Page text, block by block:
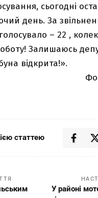
сьогодні
день. За
– 22 ,
Залишаюсь
відкрита!».
статтею
У районі